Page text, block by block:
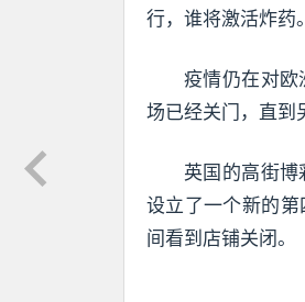
行，谁将激活炸药
疫情仍在对
场已经关门，直到
英国的高街博
设立了一个新的
间看到店铺关闭。